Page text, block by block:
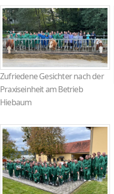
Zufriedene Gesichter nach der
Praxiseinheit am Betrieb
Hiebaum